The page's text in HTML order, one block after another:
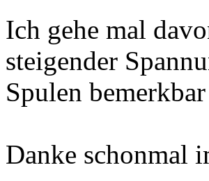
Ich gehe mal
steigender
Spulen
Danke schonmal